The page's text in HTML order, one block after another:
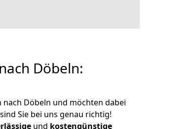
Döbeln:
nach Döbeln und möchten dabei
Sie bei uns genau richtig!
und kostengünstige